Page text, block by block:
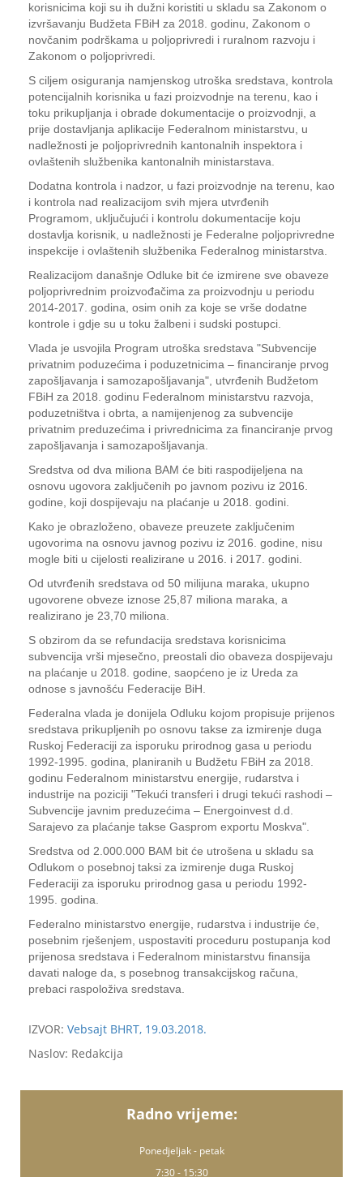
korisnicima koji su ih dužni koristiti u skladu sa Zakonom o
izvršavanju Budžeta FBiH za 2018. godinu, Zakonom o
novčanim podrškama u poljoprivredi i ruralnom razvoju i
Zakonom o poljoprivredi.
S ciljem osiguranja namjenskog utroška sredstava, kontrola
potencijalnih korisnika u fazi proizvodnje na terenu, kao i
toku prikupljanja i obrade dokumentacije o proizvodnji, a
prije dostavljanja aplikacije Federalnom ministarstvu, u
nadležnosti je poljoprivrednih kantonalnih inspektora i
ovlaštenih službenika kantonalnih ministarstava.
Dodatna kontrola i nadzor, u fazi proizvodnje na terenu, kao
i kontrola nad realizacijom svih mjera utvrđenih
Programom, uključujući i kontrolu dokumentacije koju
dostavlja korisnik, u nadležnosti je Federalne poljoprivredne
inspekcije i ovlaštenih službenika Federalnog ministarstva.
Realizacijom današnje Odluke bit će izmirene sve obaveze
poljoprivrednim proizvođačima za proizvodnju u periodu
2014-2017. godina, osim onih za koje se vrše dodatne
kontrole i gdje su u toku žalbeni i sudski postupci.
Vlada je usvojila Program utroška sredstava "Subvencije
privatnim poduzećima i poduzetnicima – financiranje prvog
zapošljavanja i samozapošljavanja", utvrđenih Budžetom
FBiH za 2018. godinu Federalnom ministarstvu razvoja,
poduzetništva i obrta, a namijenjenog za subvencije
privatnim preduzećima i privrednicima za financiranje prvog
zapošljavanja i samozapošljavanja.
Sredstva od dva miliona BAM će biti raspodijeljena na
osnovu ugovora zaključenih po javnom pozivu iz 2016.
godine, koji dospijevaju na plaćanje u 2018. godini.
Kako je obrazloženo, obaveze preuzete zaključenim
ugovorima na osnovu javnog pozivu iz 2016. godine, nisu
mogle biti u cijelosti realizirane u 2016. i 2017. godini.
Od utvrđenih sredstava od 50 milijuna maraka, ukupno
ugovorene obveze iznose 25,87 miliona maraka, a
realizirano je 23,70 miliona.
S obzirom da se refundacija sredstava korisnicima
subvencija vrši mjesečno, preostali dio obaveza dospijevaju
na plaćanje u 2018. godine, saopćeno je iz Ureda za
odnose s javnošću Federacije BiH.
Federalna vlada je donijela Odluku kojom propisuje prijenos
sredstava prikupljenih po osnovu takse za izmirenje duga
Ruskoj Federaciji za isporuku prirodnog gasa u periodu
1992-1995. godina, planiranih u Budžetu FBiH za 2018.
godinu Federalnom ministarstvu energije, rudarstva i
industrije na poziciji "Tekući transferi i drugi tekući rashodi –
Subvencije javnim preduzećima – Energoinvest d.d.
Sarajevo za plaćanje takse Gasprom exportu Moskva".
Sredstva od 2.000.000 BAM bit će utrošena u skladu sa
Odlukom o posebnoj taksi za izmirenje duga Ruskoj
Federaciji za isporuku prirodnog gasa u periodu 1992-
1995. godina.
Federalno ministarstvo energije, rudarstva i industrije će,
posebnim rješenjem, uspostaviti proceduru postupanja kod
prijenosa sredstava i Federalnom ministarstvu finansija
davati naloge da, s posebnog transakcijskog računa,
prebaci raspoloživa sredstava.
IZVOR: Vebsajt BHRT, 19.03.2018.
Naslov: Redakcija
Radno vrijeme:
Ponedjeljak - petak
7:30 - 15:30